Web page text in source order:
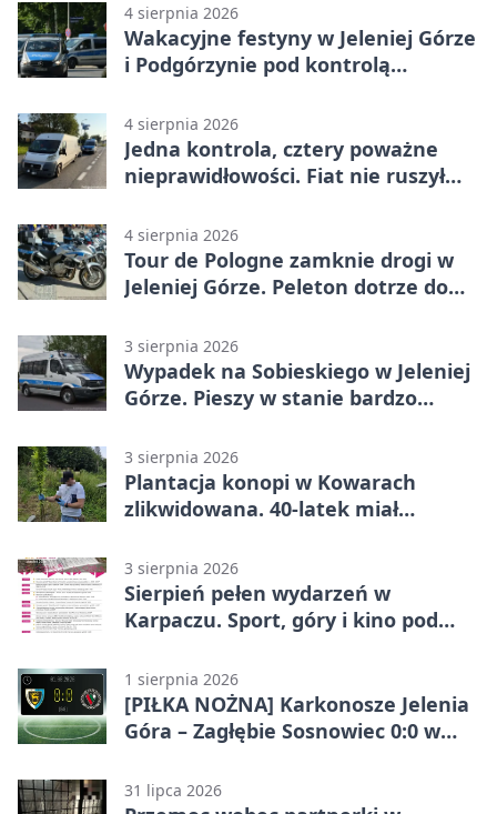
4 sierpnia 2026
Wakacyjne festyny w Jeleniej Górze
i Podgórzynie pod kontrolą
4 sierpnia 2026
Jedna kontrola, cztery poważne
nieprawidłowości. Fiat nie ruszył
4 sierpnia 2026
Tour de Pologne zamknie drogi w
Jeleniej Górze. Peleton dotrze do
3 sierpnia 2026
Wypadek na Sobieskiego w Jeleniej
Górze. Pieszy w stanie bardzo
3 sierpnia 2026
Plantacja konopi w Kowarach
zlikwidowana. 40-latek miał
3 sierpnia 2026
Sierpień pełen wydarzeń w
Karpaczu. Sport, góry i kino pod
1 sierpnia 2026
[PIŁKA NOŻNA] Karkonosze Jelenia
Góra – Zagłębie Sosnowiec 0:0 w
31 lipca 2026